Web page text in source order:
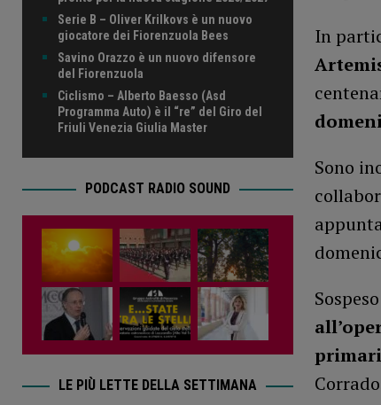
In
Sono
Serie B – Oliver Krilkovs è un nuovo
giocatore dei Fiorenzuola Bees
Savino Orazzo è un nuovo difensore
del Fiorenzuola
Ciclismo – Alberto Baesso (Asd
Programma Auto) è il “re” del Giro del
Friuli Venezia Giulia Master
PODCAST RADIO SOUND
LE PIÙ LETTE DELLA SETTIMANA